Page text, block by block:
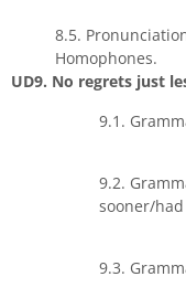
8.5.
Homophones.
UD9. No regrets just
9.1.
9.2.
sooner/
9.3.